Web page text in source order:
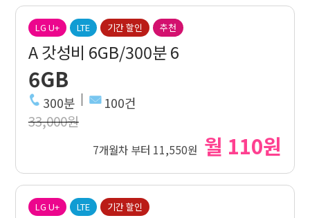
LG U+ LTE 기간 할인 추천
A 갓성비 6GB/300분 6
6GB
300분 100건
33,000원
7개월차 부터 11,550원 월 110원
LG U+ LTE 기간 할인